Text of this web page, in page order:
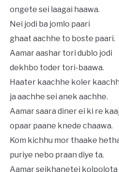
ongete sei laagai haawa.
Nei jodi ba jomlo paari
ghaat aachhe to boste paari.
Aamar aashar tori dublo jodi
dekhbo toder tori-baawa.
Haater kaachhe koler
ja aachhe sei anek aachhe.
Aamar saara diner ei ki re
opaar paane knede chaawa.
Kom kichhu mor thaake
puriye nebo praan diye ta.
Aamar seikhanetei kolpolota